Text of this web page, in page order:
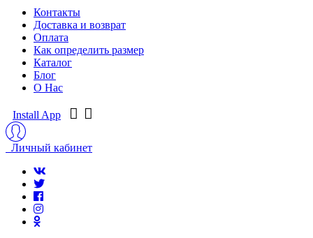
Контакты
Доставка и возврат
Оплата
Как определить размер
Каталог
Блог
О Нас
Install App
Личный кабинет